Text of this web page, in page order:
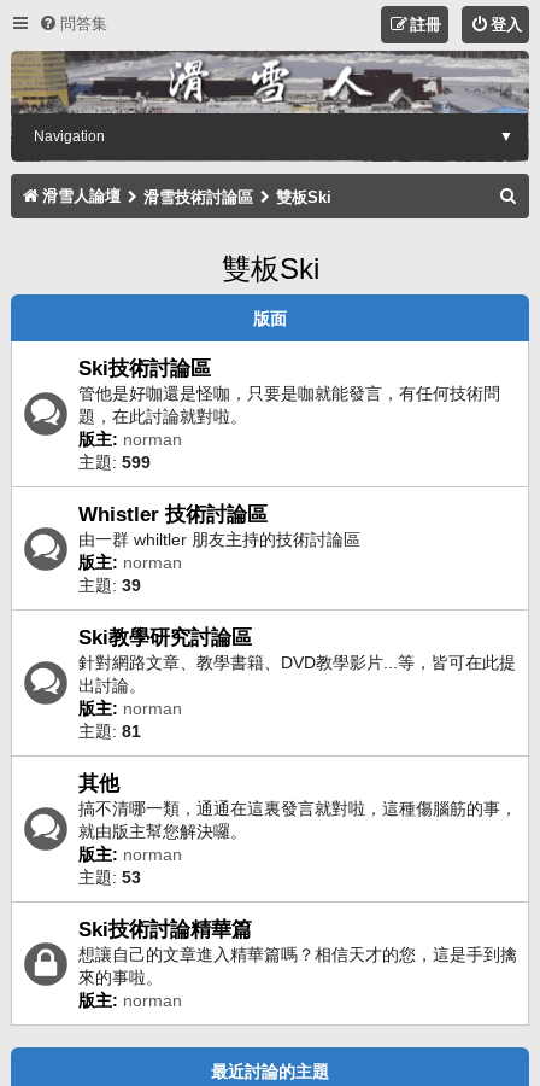
問答集 登入
註冊
Navigation ▼
滑雪人論壇 滑雪技術討論區 雙板Ski
雙板Ski
版面
Ski技術討論區
管他是好咖還是怪咖，只要是咖就能發言，有任何技術問
題，在此討論就對啦。
版主: norman
主題: 599
Whistler 技術討論區
由一群 whiltler 朋友主持的技術討論區
版主: norman
主題: 39
Ski教學研究討論區
針對網路文章、教學書籍、DVD教學影片...等，皆可在此提
出討論。
版主: norman
主題: 81
其他
搞不清哪一類，通通在這裏發言就對啦，這種傷腦筋的事，
就由版主幫您解決囉。
版主: norman
主題: 53
Ski技術討論精華篇
想讓自己的文章進入精華篇嗎？相信天才的您，這是手到擒
來的事啦。
版主: norman
最近討論的主題